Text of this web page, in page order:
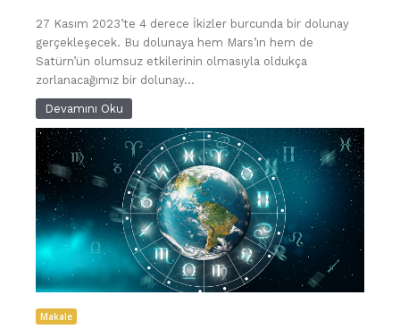
27 Kasım 2023’te 4 derece İkizler burcunda bir dolunay
gerçekleşecek. Bu dolunaya hem Mars’ın hem de
Satürn’ün olumsuz etkilerinin olmasıyla oldukça
zorlanacağımız bir dolunay...
Devamını Oku
Makale